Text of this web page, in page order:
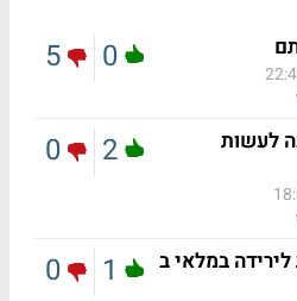
0
5
לעשות
2
0
לירידה במלאי ב
1
0